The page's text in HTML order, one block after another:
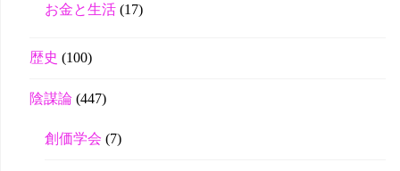
お金と生活(17)
歴史 (100)
陰謀論 (447)
創価学会 (7)